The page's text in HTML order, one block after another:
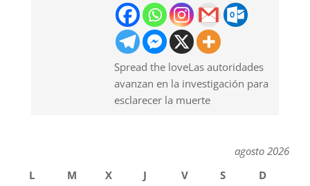
Spread the loveLas autoridades
avanzan en la investigación para
esclarecer la muerte
agosto 2026
L
M X J V S
D